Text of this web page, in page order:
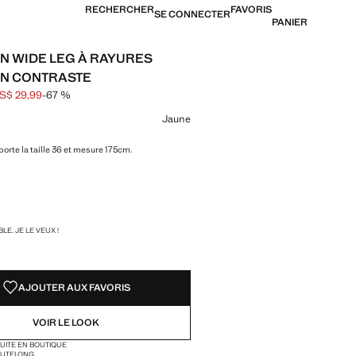
RECHERCHERSE CONNECTERFAVORIS
PANIER
WIDE LEG À RAYURES
CONTRASTE
[US$ 89,99 ]
29,99 ]
29,99-67 %
couleur
Jaune
la taille 36 et mesure 175cm.
!
JE LE VEUX !
AJOUTER AUX FAVORIS
VOIR LE LOOK
EN BOUTIQUE